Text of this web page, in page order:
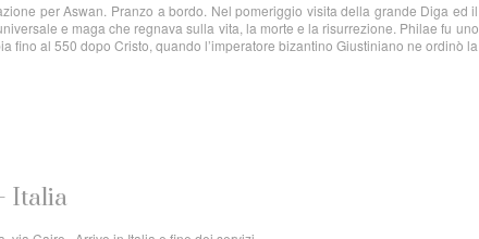
per Aswan. Pranzo a bordo. Nel pomeriggio visita della grande Diga ed il
e maga che regnava sulla vita, la morte e la risurrezione. Philae fu uno
fino al 550 dopo Cristo, quando l’imperatore bizantino Giustiniano ne ordinò la
Italia